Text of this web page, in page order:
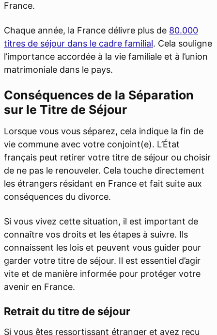
France.
Chaque année, la France délivre plus de 80.000
titres de séjour dans le cadre familial. Cela souligne
l’importance accordée à la vie familiale et à l’union
matrimoniale dans le pays.
Conséquences de la Séparation
sur le Titre de Séjour
Lorsque vous vous séparez, cela indique la fin de
vie commune avec votre conjoint(e). L’État
français peut retirer votre titre de séjour ou choisir
de ne pas le renouveler. Cela touche directement
les étrangers résidant en France et fait suite aux
conséquences du divorce.
Si vous vivez cette situation, il est important de
connaître vos droits et les étapes à suivre. Ils
connaissent les lois et peuvent vous guider pour
garder votre titre de séjour. Il est essentiel d’agir
vite et de manière informée pour protéger votre
avenir en France.
Retrait du titre de séjour
Si vous êtes ressortissant étranger et avez reçu